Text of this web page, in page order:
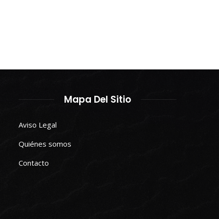
Mapa Del Sitio
Aviso Legal
Quiénes somos
Contacto